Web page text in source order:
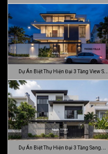
Dự Án Biệt Thự Hiện Đại 3 Tầng View Sân
…
Dự Án Biệt Thự Hiện Đại 3 Tầng Sang